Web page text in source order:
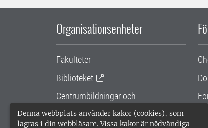
Denna webbplats använder kakor (cookies), som
lagras i din webbläsare. Vissa kakor är nödvändiga
Organisationsenheter
Fakulteter
Biblioteket
Centrumbildningar och
samarbetsprojekt